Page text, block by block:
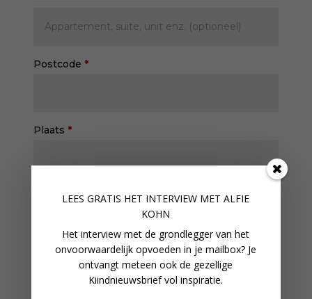
suite,
Postcode *
Plaats *
E-mailadres*
EU BTW-nummer(optioneel)
LEES GRATIS HET INTERVIEW MET ALFIE
KOHN
Het interview met de grondlegger van het
onvoorwaardelijk opvoeden in je mailbox? Je
ontvangt meteen ook de gezellige
Kiindnieuwsbrief vol inspiratie.